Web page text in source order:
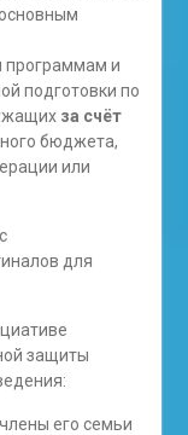
программам и
подготовки по
за счёт
бюджета,
или
для
защиты
его семьи